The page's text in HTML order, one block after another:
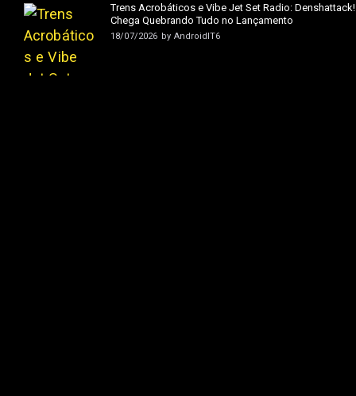
Trens Acrobáticos e Vibe Jet Set Radio: Denshattack!
Chega Quebrando Tudo no Lançamento
18/07/2026 by AndroidIT6